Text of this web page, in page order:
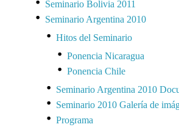
Seminario Bolivia 2011
Seminario Argentina 2010
Hitos del Seminario
Ponencia Nicaragua
Ponencia Chile
Seminario Argentina 2010
Seminario 2010 Galería de
Programa